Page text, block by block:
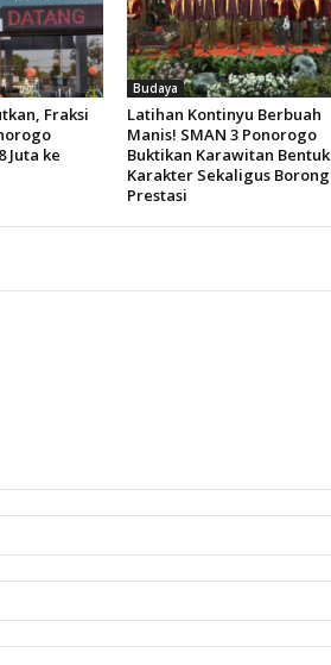
Fraksi
Juta ke
Budaya
Latihan Kontinyu Berbuah
Manis! SMAN 3 Ponorogo
Buktikan Karawitan Bentuk
Karakter Sekaligus Borong
Prestasi